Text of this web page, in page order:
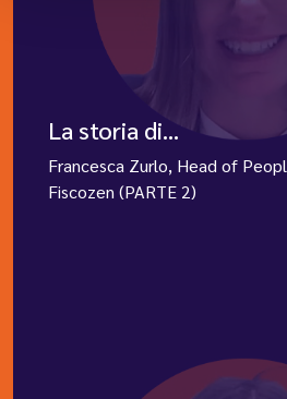
La storia di...
Francesca Zurlo, Head of
Fiscozen (PARTE 2)